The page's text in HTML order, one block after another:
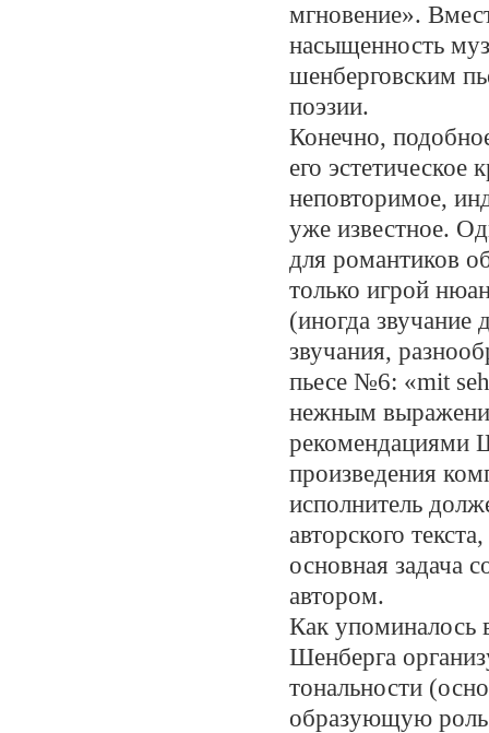
мгновение».
насыщенность
шенберговским
поэзии.
Конечно,
его эстетическое
неповторимое,
уже известное.
для романтиков
только игрой
(иногда звучание
звучания,
пьесе №6: «mit
нежным
рекомендациями
произведения
исполнитель
авторского
основная задача
автором.
Как упоминалось
Шенберга
тональности
образующую роль